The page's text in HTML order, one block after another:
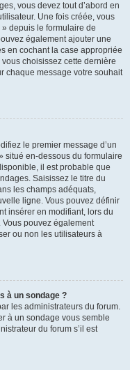
vous devez tout d’abord en
Une fois créée, vous
depuis le formulaire de
également ajouter une
en cochant la case appropriée
choisissez cette dernière
chaque message votre souhait
le premier message d’un
situé en-dessous du formulaire
il est probable que
Saisissez le titre du
les champs adéquats,
ligne. Vous pouvez définir
insérer en modifiant, lors du
pouvez également
ou non les utilisateurs à
à un sondage ?
les administrateurs du forum.
à un sondage vous semble
du forum s’il est